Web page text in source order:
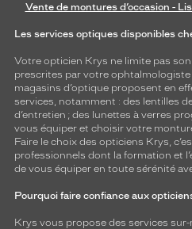
Vente de montures d’occasion -
Les services optiques disponibles
Votre opticien Krys ne limite pas
prescrites par votre ophtalmologiste
magasins d’optique proposent en
services, notamment : des lentilles
d’entretien ; des lunettes à verres
vous équiper et choisir votre
Faire le choix des opticiens Krys,
professionnels dont la formation et
de vous équiper en toute sérénité
Pourquoi faire confiance aux
Krys vous propose des services